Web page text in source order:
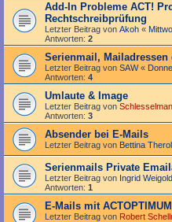
Add-In Probleme ACT!
Rechtschreibprüfung
Letzter Beitrag von Akoh «
Antworten: 2
Serienmail,
Letzter Beitrag von SAW«
Antworten: 4
Umlaute & Image
Letzter Beitrag von
Antworten: 3
Absender bei E-Mails
Letzter Beitrag von Bettina
Serienmails Private
Letzter Beitrag von Ingrid
Antworten: 1
E-Mails mit
Letzter Beitrag von Robert